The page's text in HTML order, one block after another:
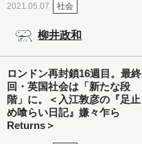
2021.05.07 社会
柳井政和
ロンドン再封鎖16週目。最終
回・英国社会は「新たな段
階」に。＜入江敦彦の『足止
め喰らい日記』嫌々乍ら
Returns＞